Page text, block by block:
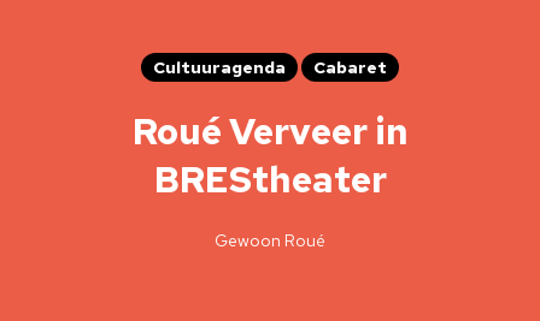
Cultuuragenda Cabaret
Roué Verveer in
BREStheater
Gewoon Roué